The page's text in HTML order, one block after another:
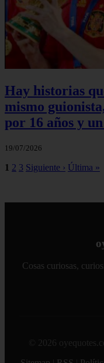
Hay historias
mismo
por 16 años y
19/07/2026
1 2 3 Siguiente › Última »
Cosas curiosas,
© 2026